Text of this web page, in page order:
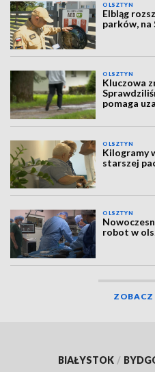
OLSZTYN
Elbląg
parków,
OLSZTYN
Kluczowa
pomaga
OLSZTYN
Kilogramy
starszej
OLSZTYN
robot w
ZOBACZ
BIAŁYSTOK /